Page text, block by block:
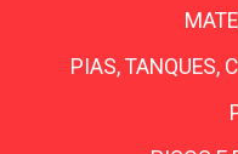
PIAS, TANQUES,